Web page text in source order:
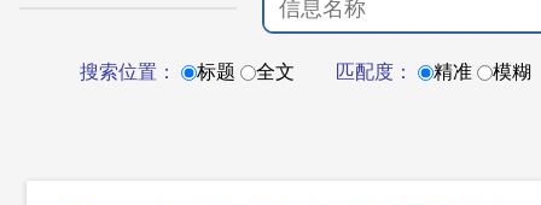
搜索位置： 标题 全文 匹配度： 精准 模糊